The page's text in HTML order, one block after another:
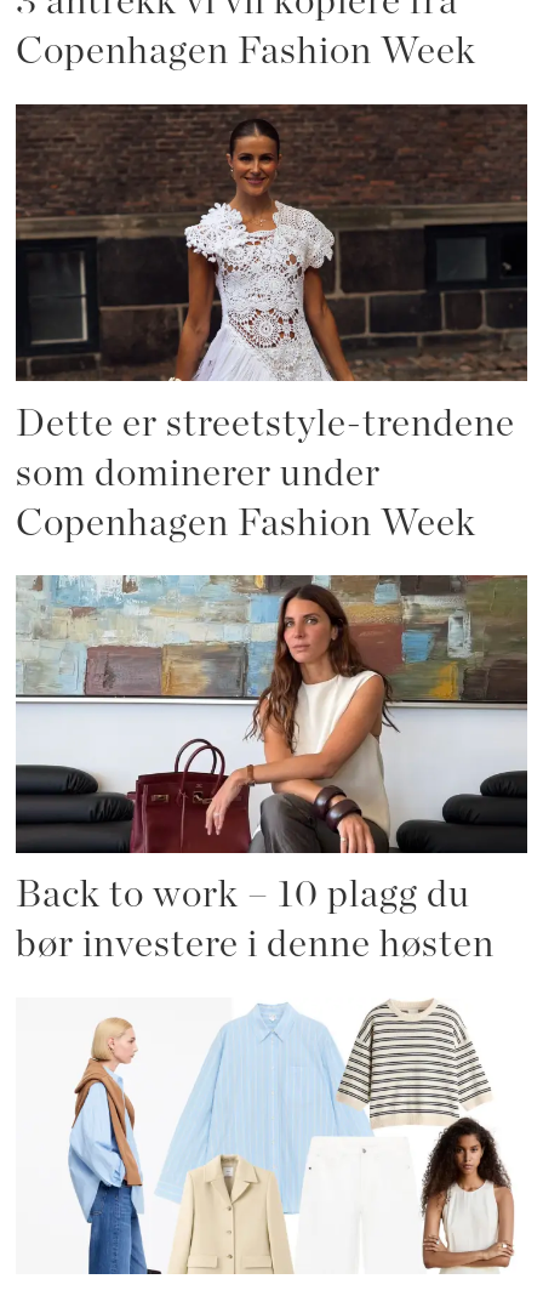
Copenhagen Fashion Week
Dette er streetstyle-trendene
som dominerer under
Copenhagen Fashion Week
Back to work – 10 plagg du
bør investere i denne høsten